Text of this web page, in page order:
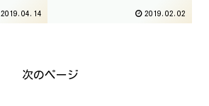
2019.04.14 2019.02.02
次のページ